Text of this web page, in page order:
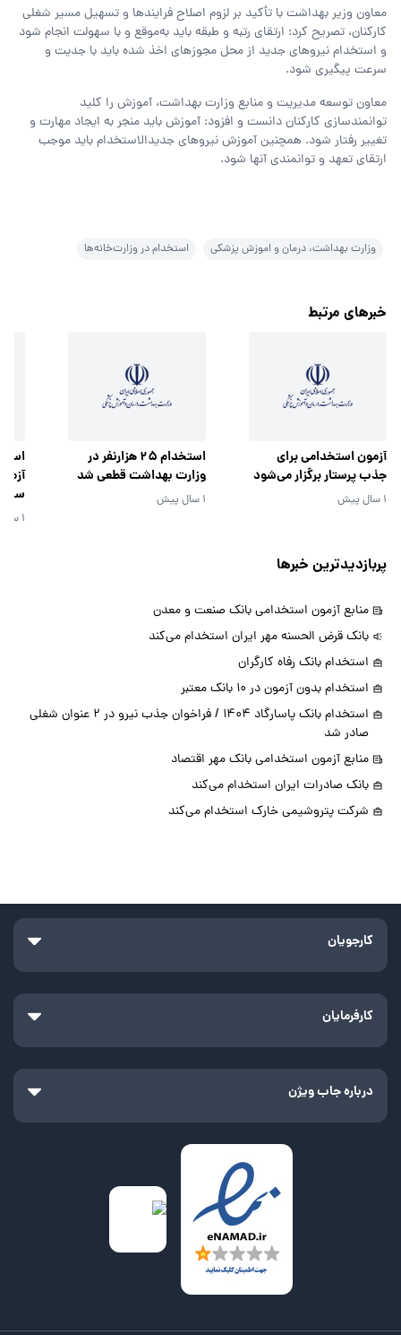
معاون وزیر بهداشت با تأکید بر لزوم اصلاح فرایندها و تسهیل مسیر شغلی
کارکنان، تصریح کرد: ارتقای رتبه و طبقه باید به‌موقع و با سهولت انجام شود
و استخدام نیروهای جدید از محل مجوزهای اخذ شده باید با جدیت و
سرعت پیگیری شود.
معاون توسعه مدیریت و منابع وزارت بهداشت، آموزش را کلید
توانمندسازی کارکنان دانست و افزود: آموزش باید منجر به ایجاد مهارت و
تغییر رفتار شود. همچنین آموزش نیروهای جدیدالاستخدام باید موجب
ارتقای تعهد و توانمندی آنها شود.
وزارت بهداشت، درمان و اموزش پزشکی استخدام در وزارت‌خانه‌ها
خبرهای مرتبط
آزمون استخدامی برای
جذب پرستار برگزار می‌شود
1 سال پیش
استخدام 25 هزارنفر در
وزارت بهداشت قطعی شد
1 سال پیش
سال 1404
1 سال پیش
پربازدیدترین خبرها
منابع آزمون استخدامی بانک صنعت و معدن
بانک قرض الحسنه مهر ایران استخدام می‌کند
استخدام بانک رفاه کارگران
استخدام بدون آزمون در 10 بانک معتبر
استخدام بانک پاسارگاد 1404 / فراخوان جذب نیرو در 2 عنوان شغلی
صادر شد
منابع آزمون استخدامی بانک مهر اقتصاد
بانک صادرات ایران استخدام می‌کند
شرکت پتروشیمی خارک استخدام می‌کند
کارجویان
کارفرمایان
درباره جاب ویژن